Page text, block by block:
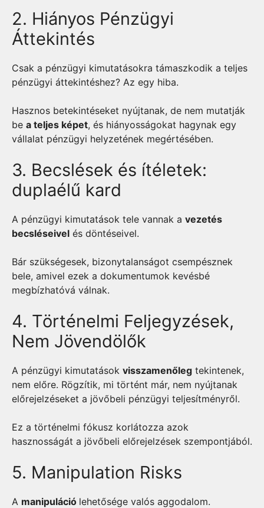
2. Hiányos Pénzügyi
Áttekintés
Csak a pénzügyi kimutatásokra támaszkodik a teljes
pénzügyi áttekintéshez? Az egy hiba.
Hasznos betekintéseket nyújtanak, de nem mutatják
be a teljes képet, és hiányosságokat hagynak egy
vállalat pénzügyi helyzetének megértésében.
3. Becslések és ítéletek:
duplaélű kard
A pénzügyi kimutatások tele vannak a vezetés
becsléseivel és döntéseivel.
Bár szükségesek, bizonytalanságot csempésznek
bele, amivel ezek a dokumentumok kevésbé
megbízhatóvá válnak.
4. Történelmi Feljegyzések,
Nem Jövendölők
A pénzügyi kimutatások visszamenőleg tekintenek,
nem előre. Rögzítik, mi történt már, nem nyújtanak
előrejelzéseket a jövőbeli pénzügyi teljesítményről.
Ez a történelmi fókusz korlátozza azok
hasznosságát a jövőbeli előrejelzések szempontjából.
5. Manipulation Risks
A manipuláció lehetősége valós aggodalom.